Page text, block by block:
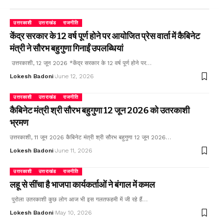
उत्तरकाशी उत्तराखंड राजनीति
केंद्र सरकार के 12 वर्ष पूर्ण होने पर आयोजित प्रेस वार्ता में कैबिनेट
मंत्री ने सौरभ बहुगुणा गिनाईं उपलब्धियां
उत्तरकाशी, 12 जून 2026 *केंद्र सरकार के 12 वर्ष पूर्ण होने पर…
Lokesh Badoni June 12, 2026
उत्तरकाशी उत्तराखंड राजनीति
कैबिनेट मंत्री श्री सौरभ बहुगुणा 12 जून 2026 को उतरकाशी
भ्रमण
उत्तरकाशी, 11 जून 2026 कैबिनेट मंत्री श्री सौरभ बहुगुणा 12 जून 2026…
Lokesh Badoni June 11, 2026
उत्तरकाशी उत्तराखंड राजनीति
लहू से सींचा है भाजपा कार्यकर्ताओं ने बंगाल में कमल
पुरोला उतरकाशी कुछ लोग आज भी इस गलतफहमी में जी रहे हैं…
Lokesh Badoni May 10, 2026